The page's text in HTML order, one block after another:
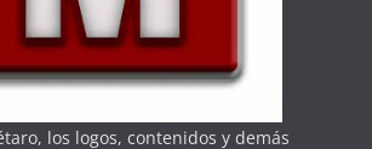
los logos, contenidos y demás